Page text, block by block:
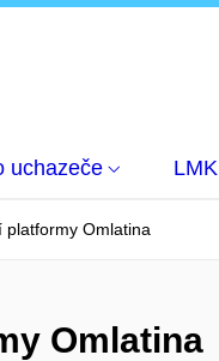
uchazeče LMK
platformy Omlatina
Omlatina